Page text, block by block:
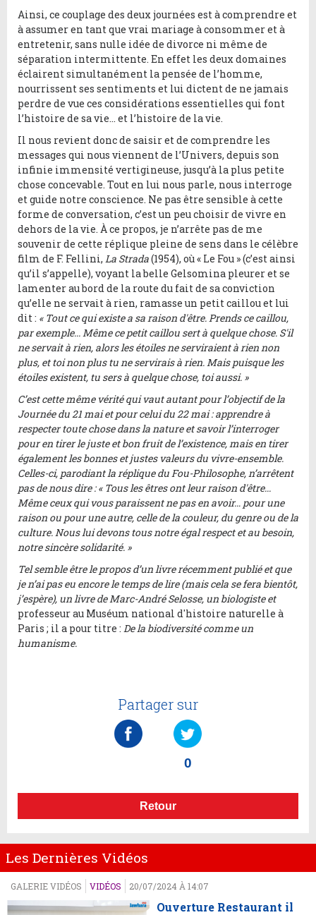
Ainsi, ce couplage des deux journées est à comprendre et
à assumer en tant que vrai mariage à consommer et à
entretenir, sans nulle idée de divorce ni même de
séparation intermittente. En effet les deux domaines
éclairent simultanément la pensée de l’homme,
nourrissent ses sentiments et lui dictent de ne jamais
perdre de vue ces considérations essentielles qui font
l’histoire de sa vie… et l’histoire de la vie.
Il nous revient donc de saisir et de comprendre les
messages qui nous viennent de l’Univers, depuis son
infinie immensité vertigineuse, jusqu’à la plus petite
chose concevable. Tout en lui nous parle, nous interroge
et guide notre conscience. Ne pas être sensible à cette
forme de conversation, c’est un peu choisir de vivre en
dehors de la vie. À ce propos, je n’arrête pas de me
souvenir de cette réplique pleine de sens dans le célèbre
film de F. Fellini, La Strada(1954), où « Le Fou » (c’est ainsi
qu’il s’appelle), voyant la belle Gelsomina pleurer et se
lamenter au bord de la route du fait de sa conviction
qu’elle ne servait à rien, ramasse un petit caillou et lui
dit : « Tout ce qui existe a sa raison d'être. Prends ce caillou,
par exemple... Même ce petit caillou sert à quelque chose. S'il
ne servait à rien, alors les étoiles ne serviraient à rien non
plus, et toi non plus tu ne servirais à rien. Mais puisque les
étoiles existent, tu sers à quelque chose, toi aussi. »
C’est cette même vérité qui vaut autant pour l’objectif de la
Journée du 21 mai et pour celui du 22 mai : apprendre à
respecter toute chose dans la nature et savoir l’interroger
pour en tirer le juste et bon fruit de l’existence, mais en tirer
également les bonnes et justes valeurs du vivre-ensemble.
Celles-ci, parodiant la réplique du Fou-Philosophe, n’arrêtent
pas de nous dire :« Tous les êtres ont leur raison d'être...
Même ceux qui vous paraissent ne pas en avoir… pour une
raison ou pour une autre, celle de la couleur, du genre ou de la
culture. Nous lui devons tous notre égal respect et au besoin,
notre sincère solidarité. »
Tel semble être le propos d’un livre récemment publié et que
je n’ai pas eu encore le temps de lire (mais cela se fera bientôt,
j’espère), un livre de Marc-André Selosse, un biologiste et
professeur au Muséum national d'histoire naturelle à
Paris ; il a pour titre : De la biodiversité comme un
humanisme.
Partager sur
0
Retour
Les Dernières Vidéos
GALERIE VIDÉOS VIDÉOS 20/07/2024 À 14:07
Ouverture Restaurant il